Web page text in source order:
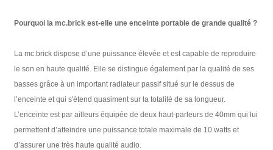
Pourquoi la mc.brick est-elle une enceinte portable de grande qualité ?
La mc.brick dispose d’une puissance élevée et est capable de reproduire
le son en haute qualité. Elle se distingue également par la qualité de ses
basses grâce à un important radiateur passif situé sur le dessus de
l’enceinte et qui s'étend quasiment sur la totalité de sa longueur.
L’enceinte est par ailleurs équipée de deux haut-parleurs de 40mm qui lui
permettent d’atteindre une puissance totale maximale de 10 watts et
d’assurer une très haute qualité audio.